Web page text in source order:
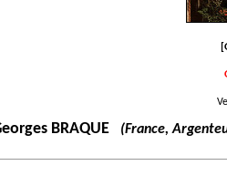
BRAQUE (France,